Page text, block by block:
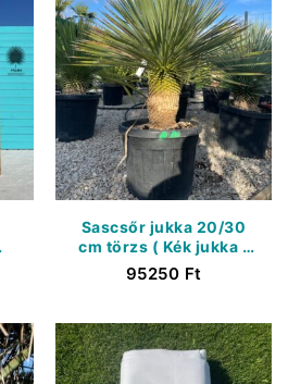
Sascsőr jukka 20/30
cm törzs ( Kék jukka )
– Yucca Rostrata (
Konténer 40 Liter )
95250 Ft